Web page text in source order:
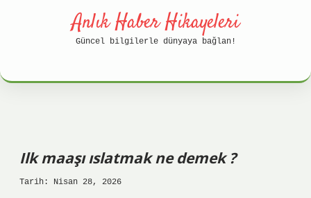
Anlık Haber Hikayeleri
Güncel bilgilerle dünyaya bağlan!
Ilk maaşı ıslatmak ne demek ?
Tarih: Nisan 28, 2026